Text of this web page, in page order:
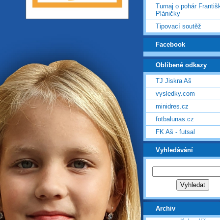
Turnaj o pohár
Pláničky
Tipovací soutěž
Facebook
Oblíbené odkazy
TJ Jiskra Aš
vysledky.com
minidres.cz
fotbalunas.cz
FK Aš - futsal
Vyhledávání
Archiv